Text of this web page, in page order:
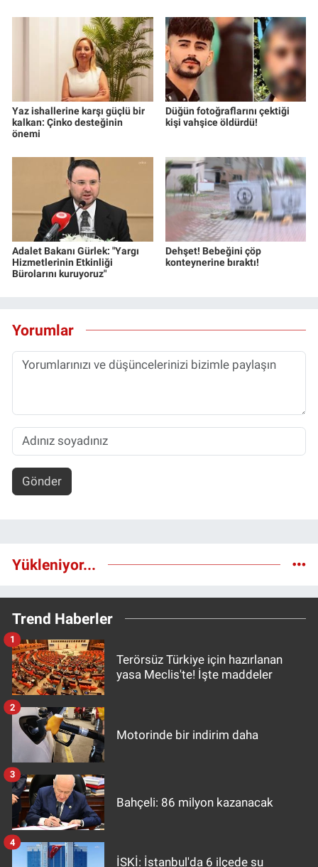
Yaz ishallerine karşı güçlü bir
kalkan: Çinko desteğinin
önemi
Düğün fotoğraflarını çektiği
kişi vahşice öldürdü!
Adalet Bakanı Gürlek: "Yargı
Hizmetlerinin Etkinliği
Bürolarını kuruyoruz"
Dehşet! Bebeğini çöp
konteynerine bıraktı!
Yorumlar
Gönder
Yükleniyor...
Trend Haberler
Terörsüz Türkiye için hazırlanan
yasa Meclis'te! İşte maddeler
1
Motorinde bir indirim daha
2
Bahçeli: 86 milyon kazanacak
3
İSKİ: İstanbul'da 6 ilçede su
4